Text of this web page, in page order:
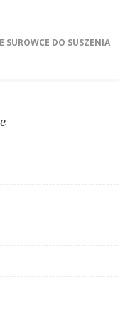
SUROWCE DO SUSZENIA